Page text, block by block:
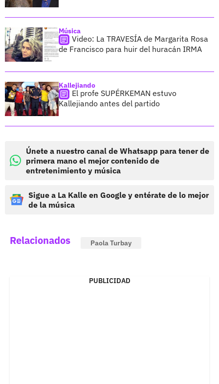
Música
Video: La TRAVESÍA de Margarita Rosa
de Francisco para huir del huracán IRMA
Kallejiando
El profe SUPÉRKEMAN estuvo
Kallejiando antes del partido
Únete a nuestro canal de Whatsapp para tener de
primera mano el mejor contenido de
entretenimiento y música
Sigue a La Kalle en Google y entérate de lo mejor
de la música
Relacionados Paola Turbay
PUBLICIDAD